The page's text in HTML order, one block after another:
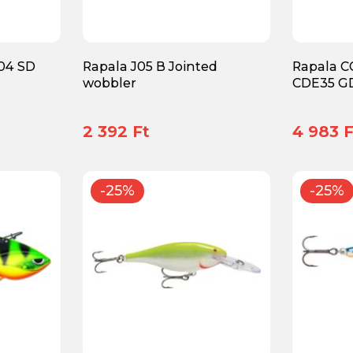
SD
Rapala J05 B Jointed
wobbler
2 392 Ft
Rapala
CDE35
4 983
-25% -25%